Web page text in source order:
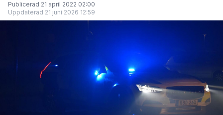
Publicerad 21 april 2022 02:00
Uppdaterad 21 juni 2026 12:59